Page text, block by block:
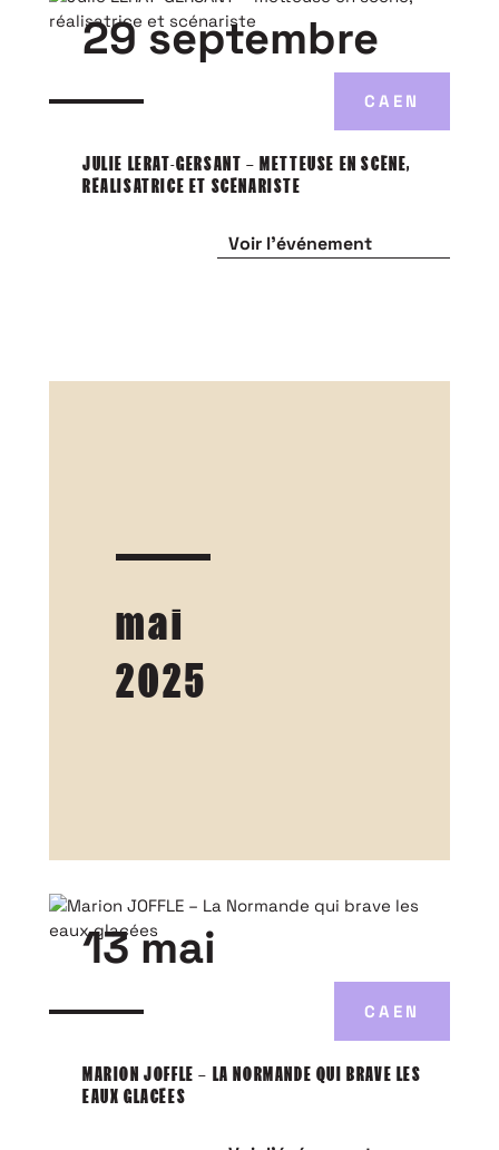
29 septembre
CAEN
JULIE LERAT-GERSANT – METTEUSE EN SCÈNE,
RÉALISATRICE ET SCÉNARISTE
Voir l'événement
mai
2025
13 mai
CAEN
MARION JOFFLE – LA NORMANDE QUI BRAVE LES
EAUX GLACÉES